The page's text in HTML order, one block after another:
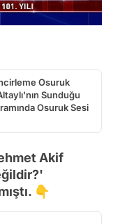
Osuruk
Sunduğu
Osuruk Sesi
Akif
👇